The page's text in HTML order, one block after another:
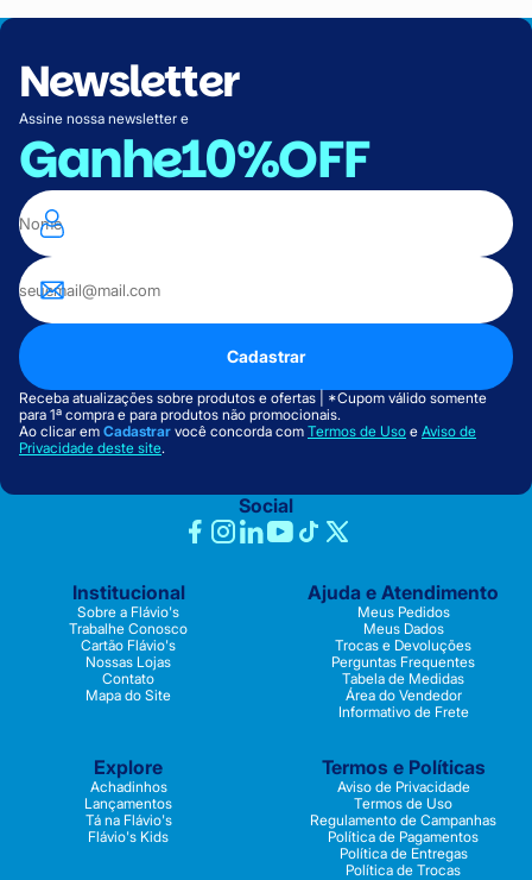
Newsletter
Assine nossa newsletter e
Ganhe10%OFF
Cadastrar
Receba atualizações sobre produtos e ofertas | *Cupom válido somente
para 1ª compra e para produtos não promocionais.
Ao clicar em Cadastrar você concorda com Termos de Uso e Aviso de
Privacidade deste site.
Social
Institucional
Sobre a Flávio's
Trabalhe Conosco
Cartão Flávio's
Nossas Lojas
Contato
Mapa do Site
Ajuda e Atendimento
Meus Pedidos
Meus Dados
Trocas e Devoluções
Perguntas Frequentes
Tabela de Medidas
Área do Vendedor
Informativo de Frete
Explore
Achadinhos
Lançamentos
Tá na Flávio's
Flávio's Kids
Termos e Políticas
Aviso de Privacidade
Termos de Uso
Regulamento de Campanhas
Política de Pagamentos
Política de Entregas
Política de Trocas